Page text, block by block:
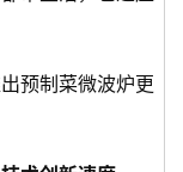
预制菜微波炉更